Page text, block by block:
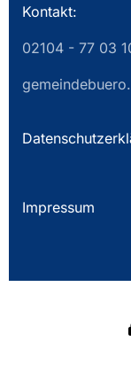
Kontakt:
02104 - 77 03
Impressum